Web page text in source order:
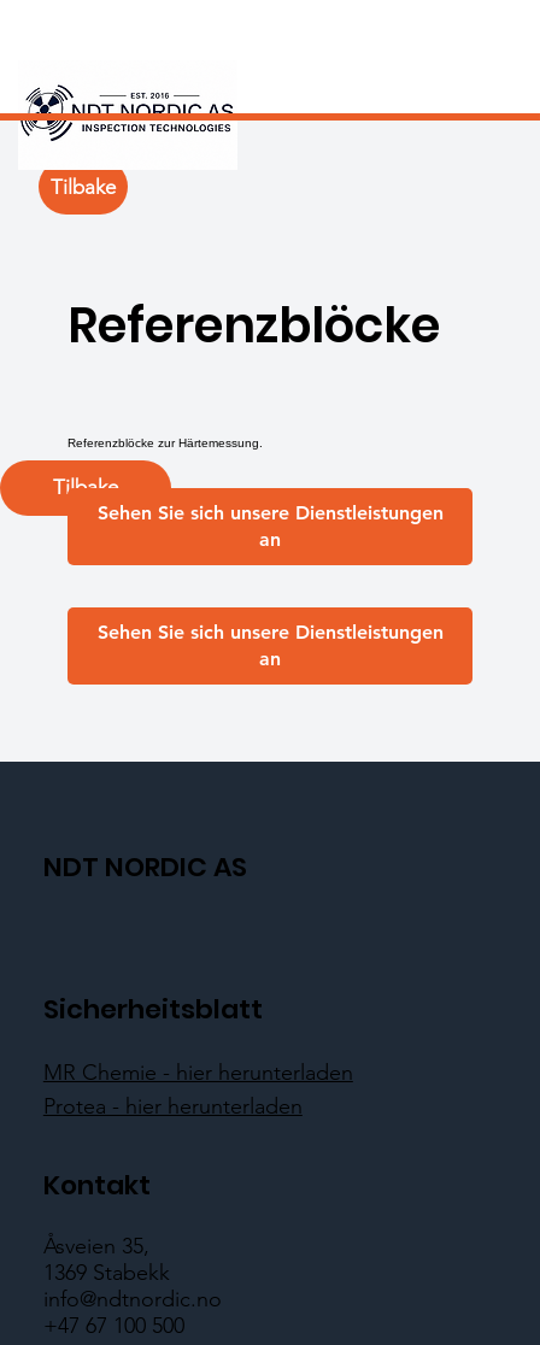
Tilbake
Referenzblöcke
Referenzblöcke zur Härtemessung.
Sehen Sie sich unsere Dienstleistungen
an
Sehen Sie sich unsere Dienstleistungen
an
Tilbake
NDT NORDIC AS
Sicherheitsblatt
MR Chemie - hier herunterladen
Protea - hier herunterladen
Kontakt
Åsveien 35,
1369 Stabekk
info@ndtnordic.no
+47 67 100 500